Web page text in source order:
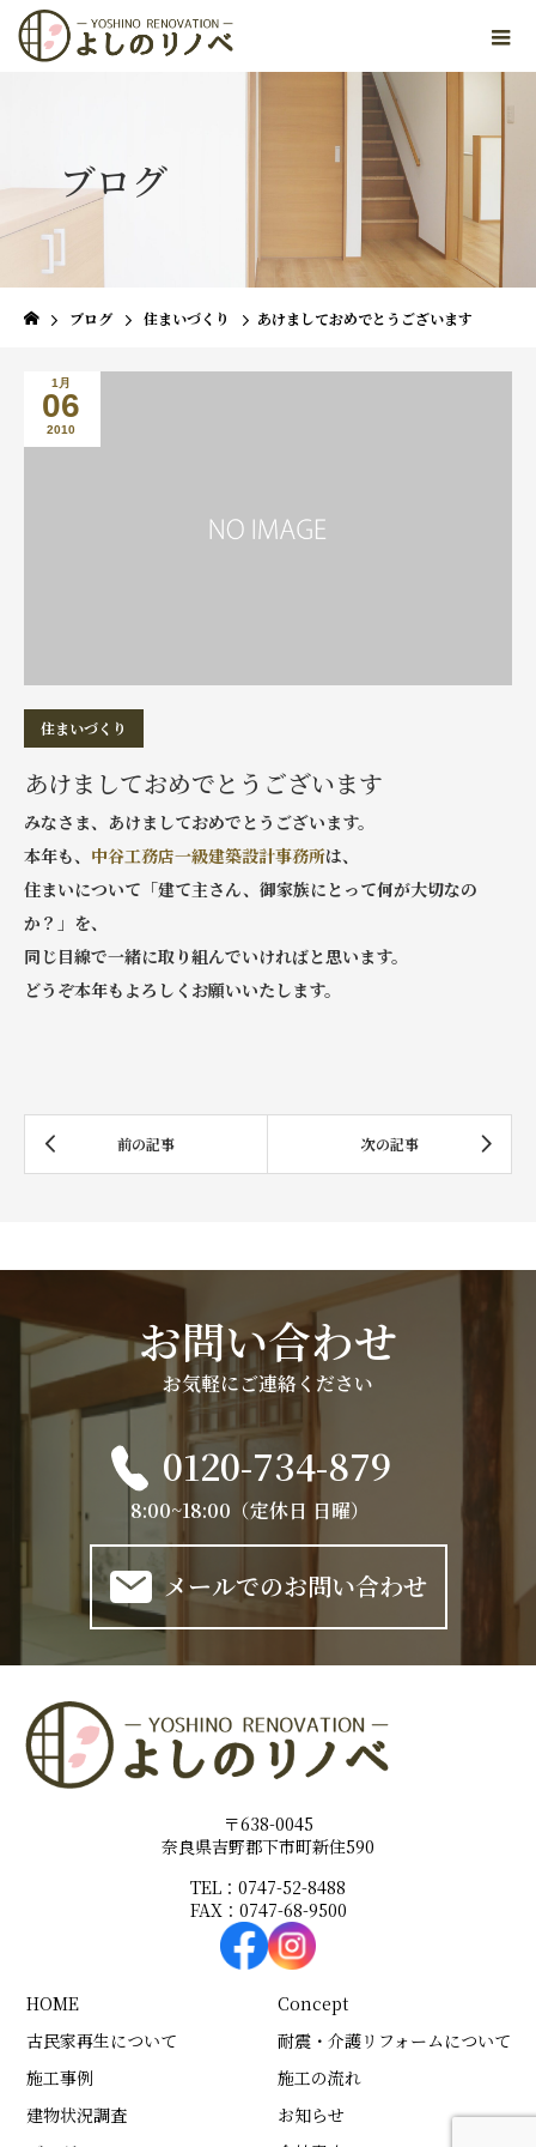
ブログ
ブログ 住まいづくり あけましておめでとうございます
1月
06
2010
住まいづくり
あけましておめでとうございます
みなさま、あけましておめでとうございます。
本年も、 中谷工務店一級建築設計事務所は、
住まいについて「建て主さん、御家族にとって何が大切なの
か？」を、
同じ目線で一緒に取り組んでいければと思います。
どうぞ本年もよろしくお願いいたします。
お問い合わせ
お気軽にご連絡ください
0120-734-879
8:00~18:00（定休日 日曜）
メールでのお問い合わせ
〒638-0045
奈良県吉野郡下市町新住590
TEL：0747-52-8488
FAX：0747-68-9500
HOME
Concept
古民家再生について
耐震・介護リフォームについて
施工事例
施工の流れ
建物状況調査
お知らせ